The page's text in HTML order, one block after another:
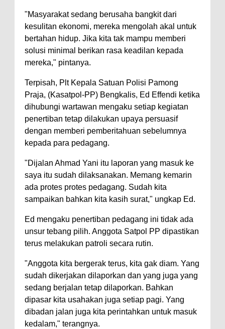
"Masyarakat sedang berusaha bangkit dari
kesulitan ekonomi, mereka mengolah akal untuk
bertahan hidup. Jika kita tak mampu memberi
solusi minimal berikan rasa keadilan kepada
mereka," pintanya.
Terpisah, Plt Kepala Satuan Polisi Pamong
Praja, (Kasatpol-PP) Bengkalis, Ed Effendi ketika
dihubungi wartawan mengaku setiap kegiatan
penertiban tetap dilakukan upaya persuasif
dengan memberi pemberitahuan sebelumnya
kepada para pedagang.
"Dijalan Ahmad Yani itu laporan yang masuk ke
saya itu sudah dilaksanakan. Memang kemarin
ada protes protes pedagang. Sudah kita
sampaikan bahkan kita kasih surat," ungkap Ed.
Ed mengaku penertiban pedagang ini tidak ada
unsur tebang pilih. Anggota Satpol PP dipastikan
terus melakukan patroli secara rutin.
"Anggota kita bergerak terus, kita gak diam. Yang
sudah dikerjakan dilaporkan dan yang juga yang
sedang berjalan tetap dilaporkan. Bahkan
dipasar kita usahakan juga setiap pagi. Yang
dibadan jalan juga kita perintahkan untuk masuk
kedalam," terangnya.